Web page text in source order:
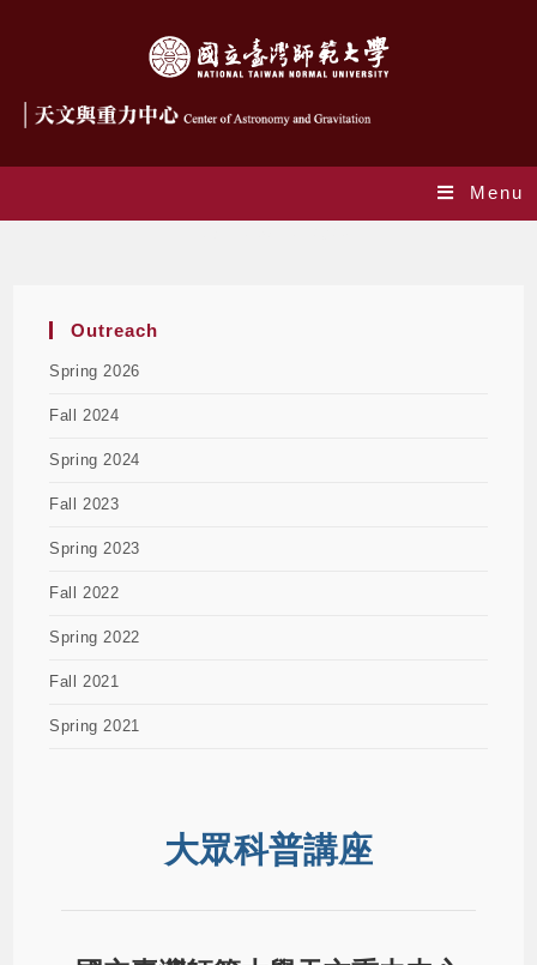
Menu
Outreach
Spring 2026
Fall 2024
Spring 2024
Fall 2023
Spring 2023
Fall 2022
Spring 2022
Fall 2021
Spring 2021
大眾科普講座